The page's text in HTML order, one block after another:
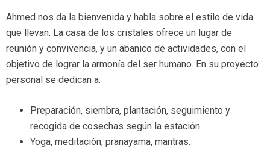
Ahmed nos da la bienvenida y habla sobre el estilo de vida
que llevan. La casa de los cristales ofrece un lugar de
reunión y convivencia, y un abanico de actividades, con el
objetivo de lograr la armonía del ser humano. En su proyecto
personal se dedican a:
Preparación, siembra, plantación, seguimiento y
recogida de cosechas según la estación.
Yoga, meditación, pranayama, mantras.